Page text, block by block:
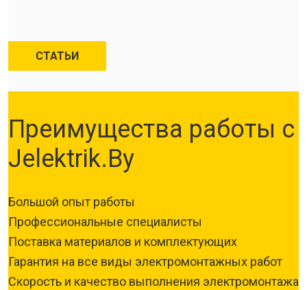
СТАТЬИ
Преимущества работы с
Jelektrik.By
Большой опыт работы
Профессиональные специалисты
Поставка материалов и комплектующих
Гарантия на все виды электромонтажных работ
Скорость и качество выполнения электромонтажа